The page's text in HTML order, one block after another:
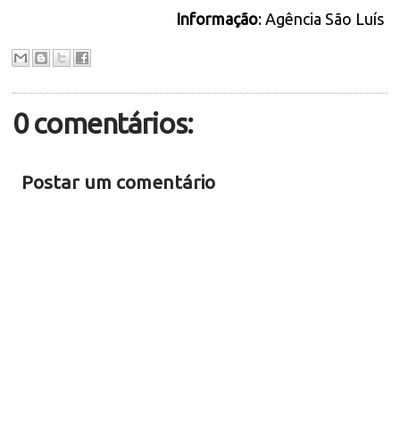
Informação: Agência São Luís
0 comentários:
Postar um comentário